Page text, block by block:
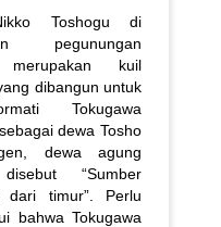
Toshogu di
pegunungan
merupakan kuil
dibangun untuk
Tokugawa
dewa Tosho
dewa agung
“Sumber
dari timur”. Perlu
bahwa Tokugawa